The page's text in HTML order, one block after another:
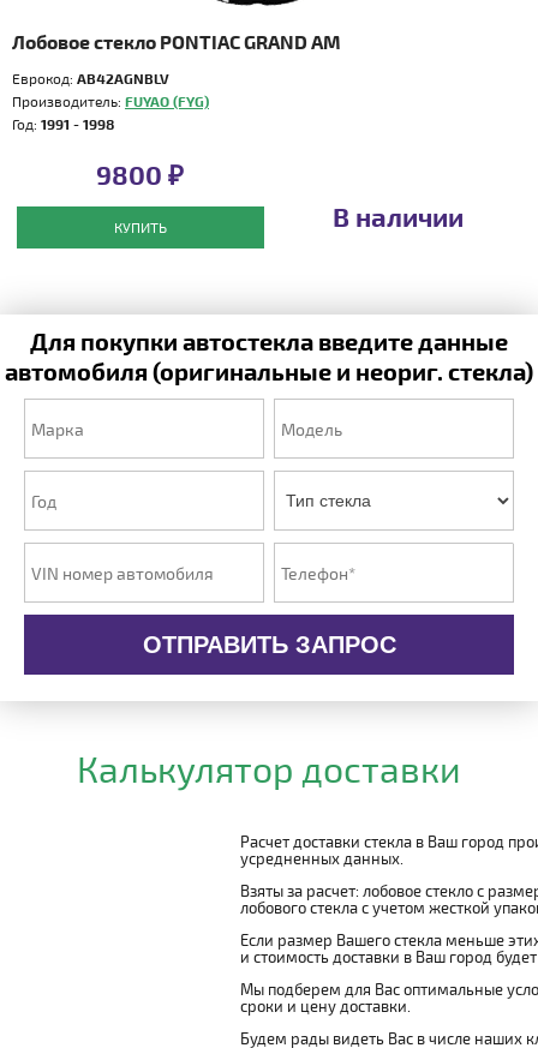
Лобовое стекло PONTIAC GRAND AM
Еврокод: AB42AGNBLV
Производитель: FUYAO (FYG)
Год: 1991 - 1998
9800 ₽
КУПИТЬ В наличии
Для покупки автостекла введите данные
автомобиля (оригинальные и неориг. стекла)
ОТПРАВИТЬ ЗАПРОС
Калькулятор доставки
Расчет доставки стекла в Ваш город
усредненных данных.
Взяты за расчет: лобовое стекло с
лобового стекла с учетом жесткой
Если размер Вашего стекла меньше
и стоимость доставки в Ваш город
Мы подберем для Вас оптимальные
сроки и цену доставки.
Будем рады видеть Вас в числе наших